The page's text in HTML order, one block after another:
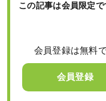
この記事は会員限定
会員登録は無料
会員登録